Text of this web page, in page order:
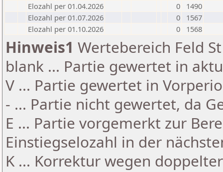
Elozahl per 01.04.2026
0
1490
Elozahl per 01.07.2026
0
1567
Elozahl per 01.10.2026
0 1568
Hinweis1 Wertebereich Feld
blank ... Partie gewertet in
V ... Partie gewertet in
- ... Partie nicht gewertet, da
E ... Partie vorgemerkt zur
Einstiegselozahl in der
K ... Korrektur wegen